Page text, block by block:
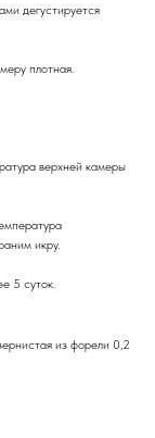
дегустируется
плотная.
верхней камеры
икру.
5 суток.
из форели 0,2